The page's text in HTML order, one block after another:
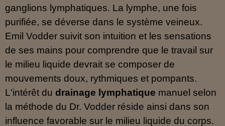
ganglions lymphatiques. La lymphe, une fois
purifiée, se déverse dans le système veineux.
Emil Vodder suivit son intuition et les sensations
de ses mains pour comprendre que le travail sur
le milieu liquide devrait se composer de
mouvements doux, rythmiques et pompants.
L'intérêt du drainage lymphatique manuel selon
la méthode du Dr. Vodder réside ainsi dans son
influence favorable sur le milieu liquide du corps.